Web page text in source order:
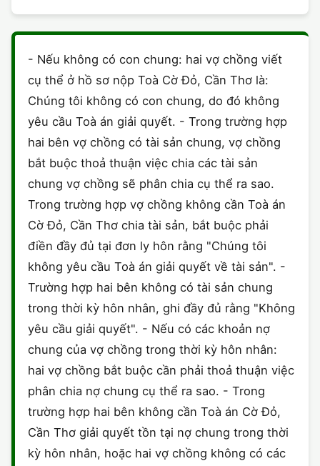
LAO ĐỘNG
SỞ HỮU TRÍ TUỆ
THUẾ - BẢO HIỂM
ĐẤT ĐAI
GIẤY PHÉP CON
HÀNH CHÍNH
HÌNH SỰ
HÔN NHÂN - GIA ĐÌNH
LAO ĐỘNG
SỞ HỮU TRÍ TUỆ
THỪA KẾ - DI CHÚC
THUẾ VÀ KẾ TOÁN
ĐĂNG KÝ XE
HÀNH CHÍNH
DOANH NGHIỆP
HỘ KINH DOANH
SỞ HỮU TRÍ TUỆ
LÝ LỊCH TƯ PHÁP
TRÍCH LỤC HỘ TỊCH
CÔNG BỐ SẢN PHẨM
GIẤY PHÉP LAO ĐỘNG
CHỨNG NHẬN HACCP
ĐẤT ĐAI
HÌNH SỰ
HỢP ĐỒNG
TỐ TỤNG
KHÁC
- Nếu không có con chung: hai vợ chồng viết
cụ thể ở hồ sơ nộp Toà Cờ Đỏ, Cần Thơ là:
Chúng tôi không có con chung, do đó không
yêu cầu Toà án giải quyết. - Trong trường hợp
hai bên vợ chồng có tài sản chung, vợ chồng
bắt buộc thoả thuận việc chia các tài sản
chung vợ chồng sẽ phân chia cụ thể ra sao.
Trong trường hợp vợ chồng không cần Toà án
Cờ Đỏ, Cần Thơ chia tài sản, bắt buộc phải
điền đầy đủ tại đơn ly hôn rằng "Chúng tôi
không yêu cầu Toà án giải quyết về tài sản". -
Trường hợp hai bên không có tài sản chung
trong thời kỳ hôn nhân, ghi đầy đủ rằng "Không
yêu cầu giải quyết". - Nếu có các khoản nợ
chung của vợ chồng trong thời kỳ hôn nhân:
hai vợ chồng bắt buộc cần phải thoả thuận việc
phân chia nợ chung cụ thể ra sao. - Trong
trường hợp hai bên không cần Toà án Cờ Đỏ,
Cần Thơ giải quyết tồn tại nợ chung trong thời
kỳ hôn nhân, hoặc hai vợ chồng không có các